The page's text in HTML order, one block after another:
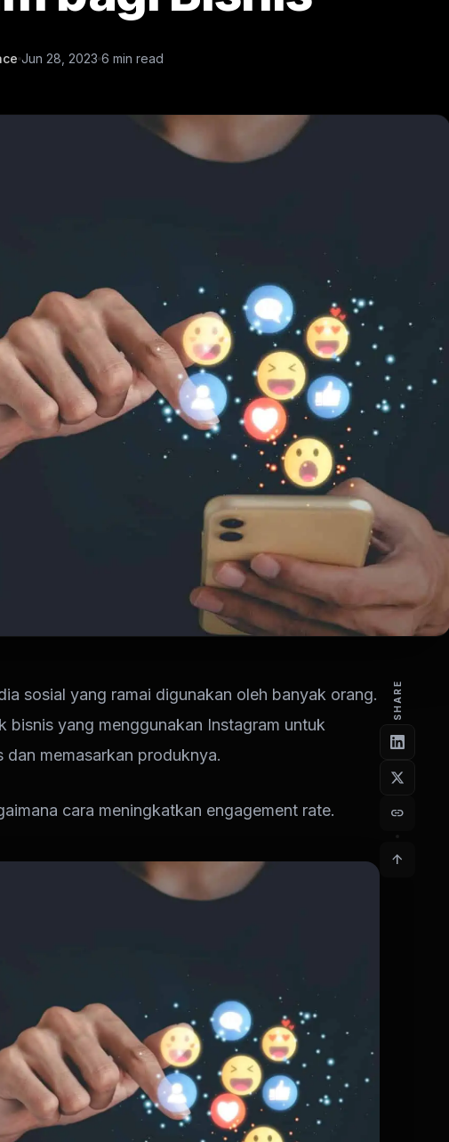
Jun 28, 2023 6 min read
sosial yang ramai digunakan oleh banyak orang.
bisnis yang menggunakan Instagram untuk
dan memasarkan produknya.
cara meningkatkan engagement rate.
SHARE
link
arrow_upward